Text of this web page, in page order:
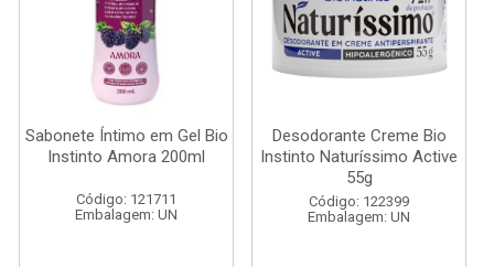
Sabonete Íntimo em Gel Bio
Instinto Amora 200ml
Código: 121711
Embalagem: UN
Desodorante Creme Bio
Instinto Naturíssimo Active
55g
Código: 122399
Embalagem: UN